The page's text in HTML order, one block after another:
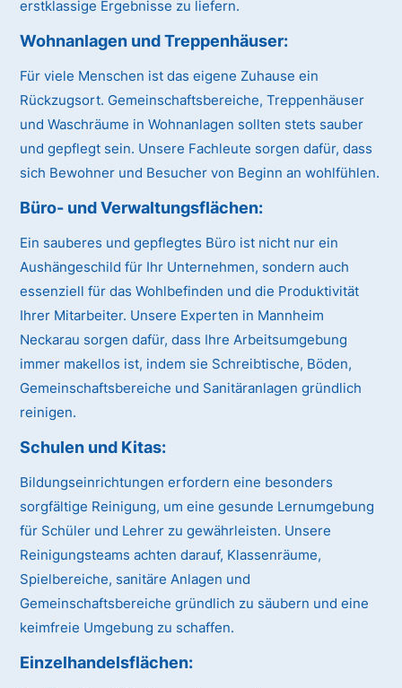
erstklassige Ergebnisse zu liefern.
Wohnanlagen und Treppenhäuser:
Für viele Menschen ist das eigene Zuhause ein
Rückzugsort. Gemeinschaftsbereiche, Treppenhäuser
und Waschräume in Wohnanlagen sollten stets sauber
und gepflegt sein. Unsere Fachleute sorgen dafür, dass
sich Bewohner und Besucher von Beginn an wohlfühlen.
Büro- und Verwaltungsflächen:
Ein sauberes und gepflegtes Büro ist nicht nur ein
Aushängeschild für Ihr Unternehmen, sondern auch
essenziell für das Wohlbefinden und die Produktivität
Ihrer Mitarbeiter. Unsere Experten in Mannheim
Neckarau sorgen dafür, dass Ihre Arbeitsumgebung
immer makellos ist, indem sie Schreibtische, Böden,
Gemeinschaftsbereiche und Sanitäranlagen gründlich
reinigen.
Schulen und Kitas:
Bildungseinrichtungen erfordern eine besonders
sorgfältige Reinigung, um eine gesunde Lernumgebung
für Schüler und Lehrer zu gewährleisten. Unsere
Reinigungsteams achten darauf, Klassenräume,
Spielbereiche, sanitäre Anlagen und
Gemeinschaftsbereiche gründlich zu säubern und eine
keimfreie Umgebung zu schaffen.
Einzelhandelsflächen: